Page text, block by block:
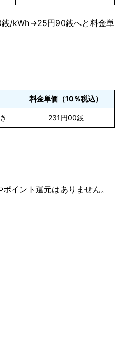
/kWh→25円90銭へと料金単
料金単価（10％税込）
231円00銭
イント還元はありません。